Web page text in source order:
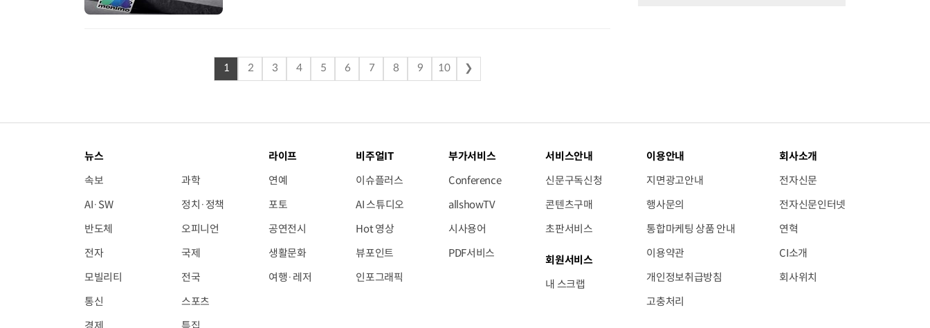
1 2 3 4 5 6 7 8 9 10 ❯
뉴스
속보
AI·SW
반도체
전자
모빌리티
통신
과학
정치·정책
오피니언
국제
전국
스포츠
라이프
연예
포토
공연전시
생활문화
여행·레저
비주얼IT
이슈플러스
AI 스튜디오
Hot 영상
뷰포인트
인포그래픽
부가서비스
Conference
allshowTV
시사용어
PDF서비스
서비스안내
신문구독신청
콘텐츠구매
초판서비스
회원서비스
내 스크랩
이용안내
지면광고안내
행사문의
통합마케팅 상품 안내
이용약관
개인정보취급방침
고충처리
회사소개
전자신문
전자신문인터넷
연혁
CI소개
회사위치